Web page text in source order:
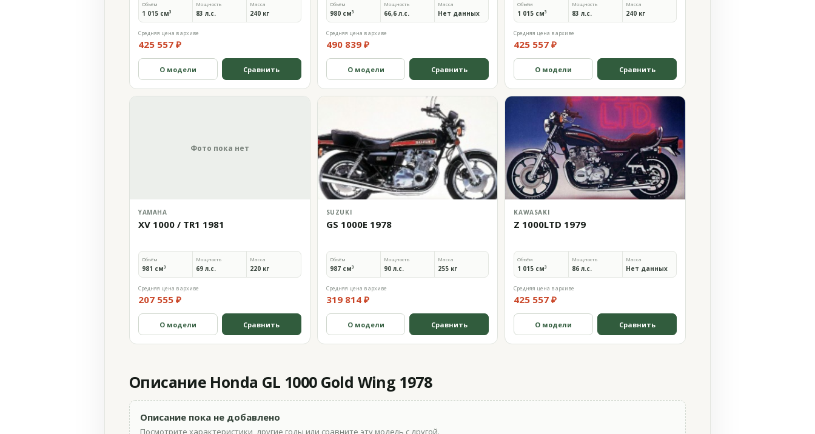
Объём
1 015 см³
Мощность
83 л.с.
Масса
240 кг
Средняя цена в архиве
425 557 ₽
О модели Сравнить
Объём
980 см³
Мощность
66,6 л.с.
Масса
Нет данных
Средняя цена в архиве
490 839 ₽
О модели Сравнить
Объём
1 015 см³
Мощность
83 л.с.
Масса
240 кг
Средняя цена в архиве
425 557 ₽
О модели Сравнить
Фото пока нет
YAMAHA
XV 1000 / TR1 1981
Объём
981 см³
Мощность
69 л.с.
Масса
220 кг
Средняя цена в архиве
207 555 ₽
О модели Сравнить
SUZUKI
GS 1000E 1978
Объём
987 см³
Мощность
90 л.с.
Масса
255 кг
Средняя цена в архиве
319 814 ₽
О модели Сравнить
KAWASAKI
Z 1000LTD 1979
Объём
1 015 см³
Мощность
86 л.с.
Масса
Нет данных
Средняя цена в архиве
425 557 ₽
О модели Сравнить
Описание Honda GL 1000 Gold Wing 1978
Описание пока не добавлено
Посмотрите характеристики, другие годы или сравните эту модель с другой.